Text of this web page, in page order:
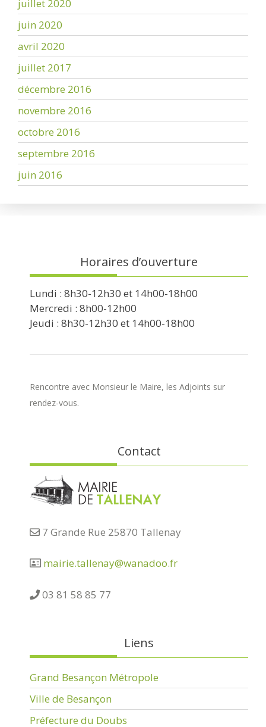
juillet 2020
juin 2020
avril 2020
juillet 2017
décembre 2016
novembre 2016
octobre 2016
septembre 2016
juin 2016
Horaires d’ouverture
Lundi : 8h30-12h30 et 14h00-18h00
Mercredi : 8h00-12h00
Jeudi : 8h30-12h30 et 14h00-18h00
Rencontre avec Monsieur le Maire, les Adjoints sur
rendez-vous.
Contact
7 Grande Rue 25870 Tallenay
mairie.tallenay@wanadoo.fr
03 81 58 85 77
Liens
Grand Besançon Métropole
Ville de Besançon
Préfecture du Doubs